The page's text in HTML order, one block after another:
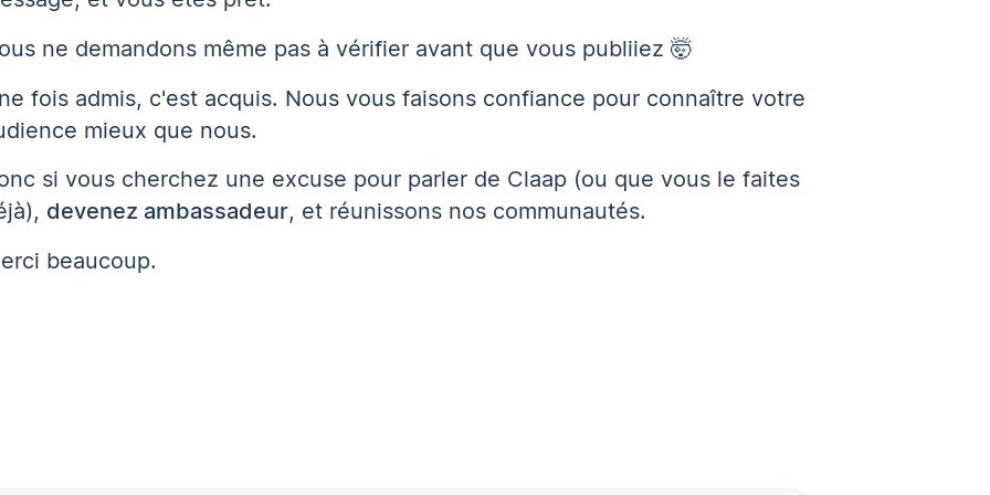
ne demandons même pas à vérifier avant que vous publiiez 🤯
fois admis, c'est acquis. Nous vous faisons confiance pour connaître votre
mieux que nous.
si vous cherchez une excuse pour parler de Claap (ou que vous le faites
devenez ambassadeur, et réunissons nos communautés.
beaucoup.